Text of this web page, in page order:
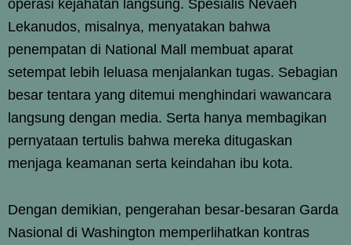
operasi kejahatan langsung. Spesialis Nevaeh
Lekanudos, misalnya, menyatakan bahwa
penempatan di National Mall membuat aparat
setempat lebih leluasa menjalankan tugas. Sebagian
besar tentara yang ditemui menghindari wawancara
langsung dengan media. Serta hanya membagikan
pernyataan tertulis bahwa mereka ditugaskan
menjaga keamanan serta keindahan ibu kota.
Dengan demikian, pengerahan besar-besaran Garda
Nasional di Washington memperlihatkan kontras